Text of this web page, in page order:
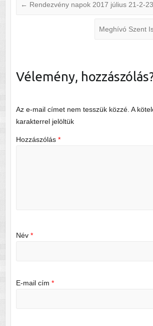
← Rendezvény napok 2017 július 21-2-23.
Meghívó Szent
Vélemény,
Az e-mail címet nem tesszük közzé. A
karakterrel jelöltük
Hozzászólás *
Név *
E-mail cím *